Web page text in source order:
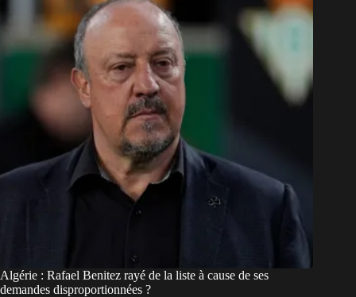
Algérie : Rafael Benitez rayé de la liste à cause de ses
demandes disproportionnées ?